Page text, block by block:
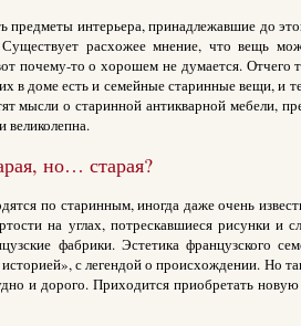
интерьера, принадлежавшие до
Существует расхожее мнение, что вещь
почему-то о хорошем не думается. Отчего
в доме есть и семейные старинные вещи, и
мысли о старинной антикварной мебели,
но… старая?
по старинным, иногда даже очень
на углах, потрескавшиеся рисунки и
фабрики. Эстетика французского
с легендой о происхождении. Но
и дорого. Приходится приобретать